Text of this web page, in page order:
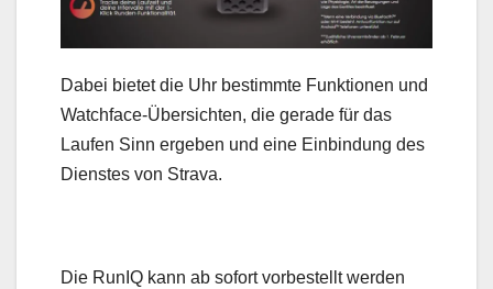
Dabei bietet die Uhr bestimmte Funktionen und
Watchface-Übersichten, die gerade für das
Laufen Sinn ergeben und eine Einbindung des
Dienstes von Strava.
Die RunIQ kann ab sofort vorbestellt werden